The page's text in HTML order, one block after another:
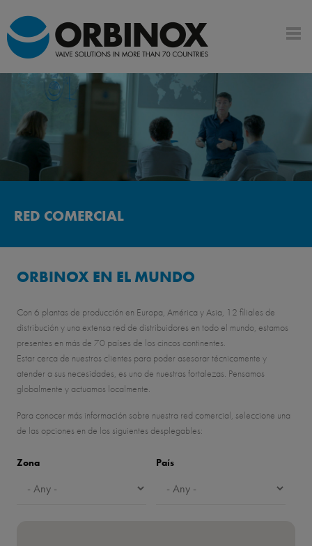
RED COMERCIAL
ORBINOX EN EL MUNDO
Con 6 plantas de producción en Europa, América y Asia, 12 filiales de
distribución y una extensa red de distribuidores en todo el mundo, estamos
presentes en más de 70 países de los cincos continentes.
Estar cerca de nuestros clientes para poder asesorar técnicamente y
atender a sus necesidades, es uno de nuestras fortalezas. Pensamos
globalmente y actuamos localmente.
Para conocer más información sobre nuestra red comercial, seleccione una
de las opciones en de los siguientes desplegables:
Zona País